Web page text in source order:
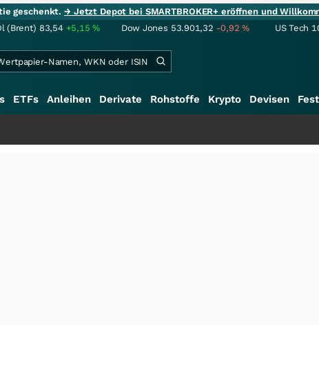
geschenkt.→ Jetzt Depot bei SMARTBROKER+ eröffnen und
(Brent) 83,54 +5,15% Dow Jones 53.901,32 -0,92% US Tech
ETFs Anleihen Derivate Rohstoffe Krypto Devisen